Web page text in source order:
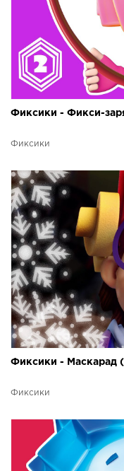
Фиксики - Фикси-
Фиксики
Фиксики - Маскарад
Фиксики